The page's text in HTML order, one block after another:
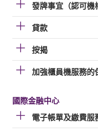
發牌事宜（認可機
貸款
按揭
加強櫃員機服務的
國際金融中心
電子帳單及繳費服